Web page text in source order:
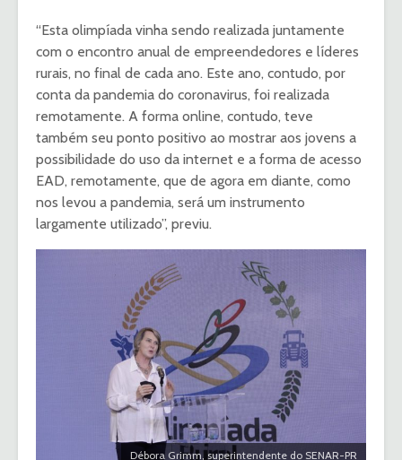
“Esta olimpíada vinha sendo realizada juntamente
com o encontro anual de empreendedores e líderes
rurais, no final de cada ano. Este ano, contudo, por
conta da pandemia do coronavirus, foi realizada
remotamente. A forma online, contudo, teve
também seu ponto positivo ao mostrar aos jovens a
possibilidade do uso da internet e a forma de acesso
EAD, remotamente, que de agora em diante, como
nos levou a pandemia, será um instrumento
largamente utilizado”, previu.
Débora Grimm, superintendente do SENAR-PR